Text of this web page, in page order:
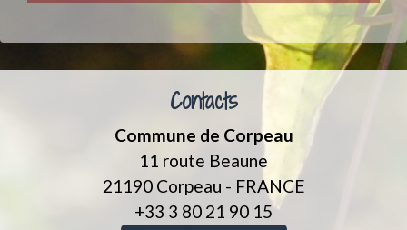
Contacts
Commune de Corpeau
11 route Beaune
21190 Corpeau - FRANCE
+33 3 80 21 90 15